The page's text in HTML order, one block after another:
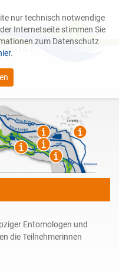
nur technisch notwendige
Internetseite stimmen Sie
zum Datenschutz
.
Entomologen und
die Teilnehmerinnen